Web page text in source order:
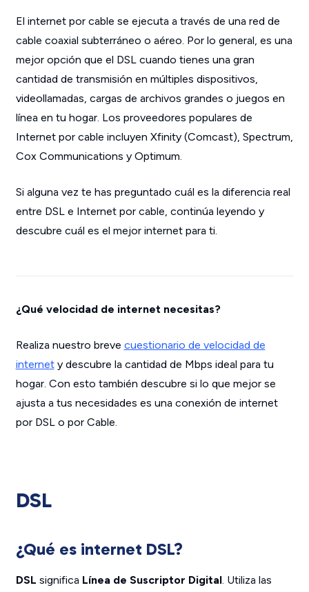
El internet por cable se ejecuta a través de una red de
cable coaxial subterráneo o aéreo. Por lo general, es una
mejor opción que el DSL cuando tienes una gran
cantidad de transmisión en múltiples dispositivos,
videollamadas, cargas de archivos grandes o juegos en
línea en tu hogar. Los proveedores populares de
Internet por cable incluyen Xfinity (Comcast), Spectrum,
Cox Communications y Optimum.
Si alguna vez te has preguntado cuál es la diferencia real
entre DSL e Internet por cable, continúa leyendo y
descubre cuál es el mejor internet para ti.
¿Qué velocidad de internet necesitas?
Realiza nuestro breve cuestionario de velocidad de
internety descubre la cantidad de Mbps ideal para tu
hogar. Con esto también descubre si lo que mejor se
ajusta a tus necesidades es una conexión de internet
por DSL o por Cable.
DSL
¿Qué es internet DSL?
DSL significa Línea de Suscriptor Digital. Utiliza las